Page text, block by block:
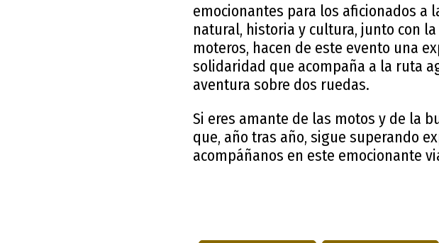
emocionantes para los aficionados a
natural, historia y cultura, junto con
moteros, hacen de este evento una
solidaridad que acompaña a la ruta
aventura sobre dos ruedas.
Si eres amante de las motos y de la
que, año tras año, sigue superando
acompáñanos en este emocionante